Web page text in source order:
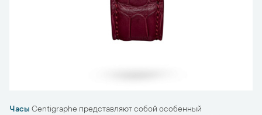
Часы Centigraphe представляют собой особенный